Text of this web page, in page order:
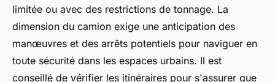
limitée ou avec des restrictions de tonnage. La
dimension du camion exige une anticipation des
manœuvres et des arrêts potentiels pour naviguer en
toute sécurité dans les espaces urbains. Il est
conseillé de vérifier les itinéraires pour s'assurer que